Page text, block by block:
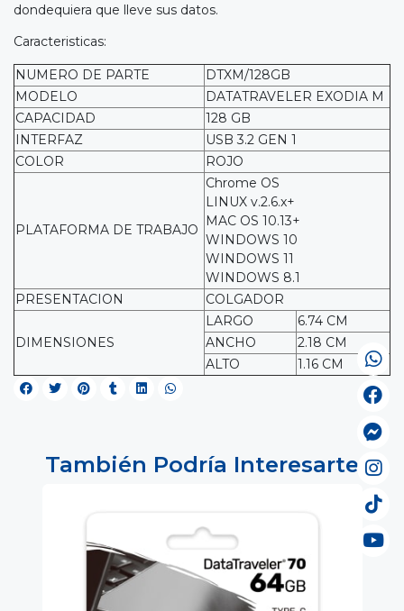
dondequiera que lleve sus datos.
Caracteristicas:
NUMERO DE PARTE
DTXM/128GB
MODELO
DATATRAVELER EXODIA M
CAPACIDAD
128 GB
INTERFAZ
USB 3.2 GEN 1
COLOR
ROJO
PLATAFORMA DE TRABAJO
Chrome OS
LINUX v.2.6.x+
MAC OS 10.13+
WINDOWS 10
WINDOWS 11
WINDOWS 8.1
PRESENTACION
COLGADOR
DIMENSIONES
LARGO
6.74 CM
ANCHO
2.18 CM
ALTO
1.16 CM
También Podría Interesarte